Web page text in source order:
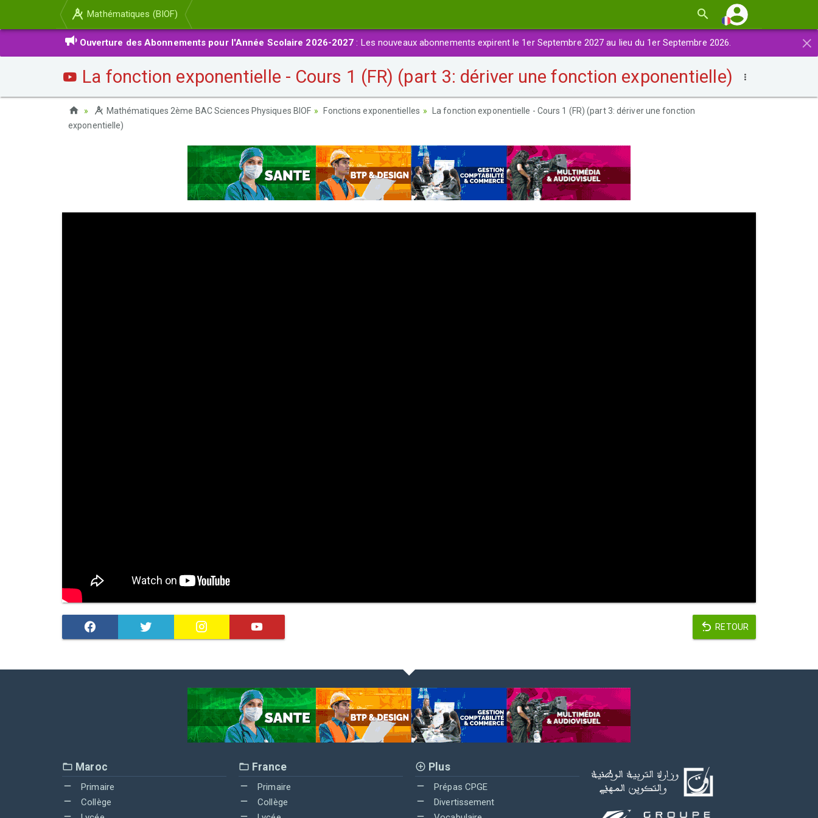
Mathématiques (BIOF)
×
Ouverture des Abonnements pour l'Année Scolaire 2026-2027 : Les nouveaux abonnements expirent le 1er Septembre 2027 au lieu du 1er Septembre 2026.
La fonction exponentielle - Cours 1 (FR) (part 3: dériver une fonction exponentielle)
Mathématiques 2ème BAC Sciences Physiques BIOF Fonctions exponentielles
La fonction exponentielle - Cours 1 (FR) (part 3: dériver une fonction
exponentielle)
RETOUR
Maroc
Primaire
Collège
France
Primaire
Collège
Plus
Prépas CPGE
Divertissement